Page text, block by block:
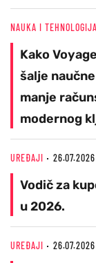
NAUKA I TEHNOLOGIJA
Kako
šalje
manje
modernog
UREĐAJI 26.07.2026
Vodič za
u 2026.
UREĐAJI 26.07.2026